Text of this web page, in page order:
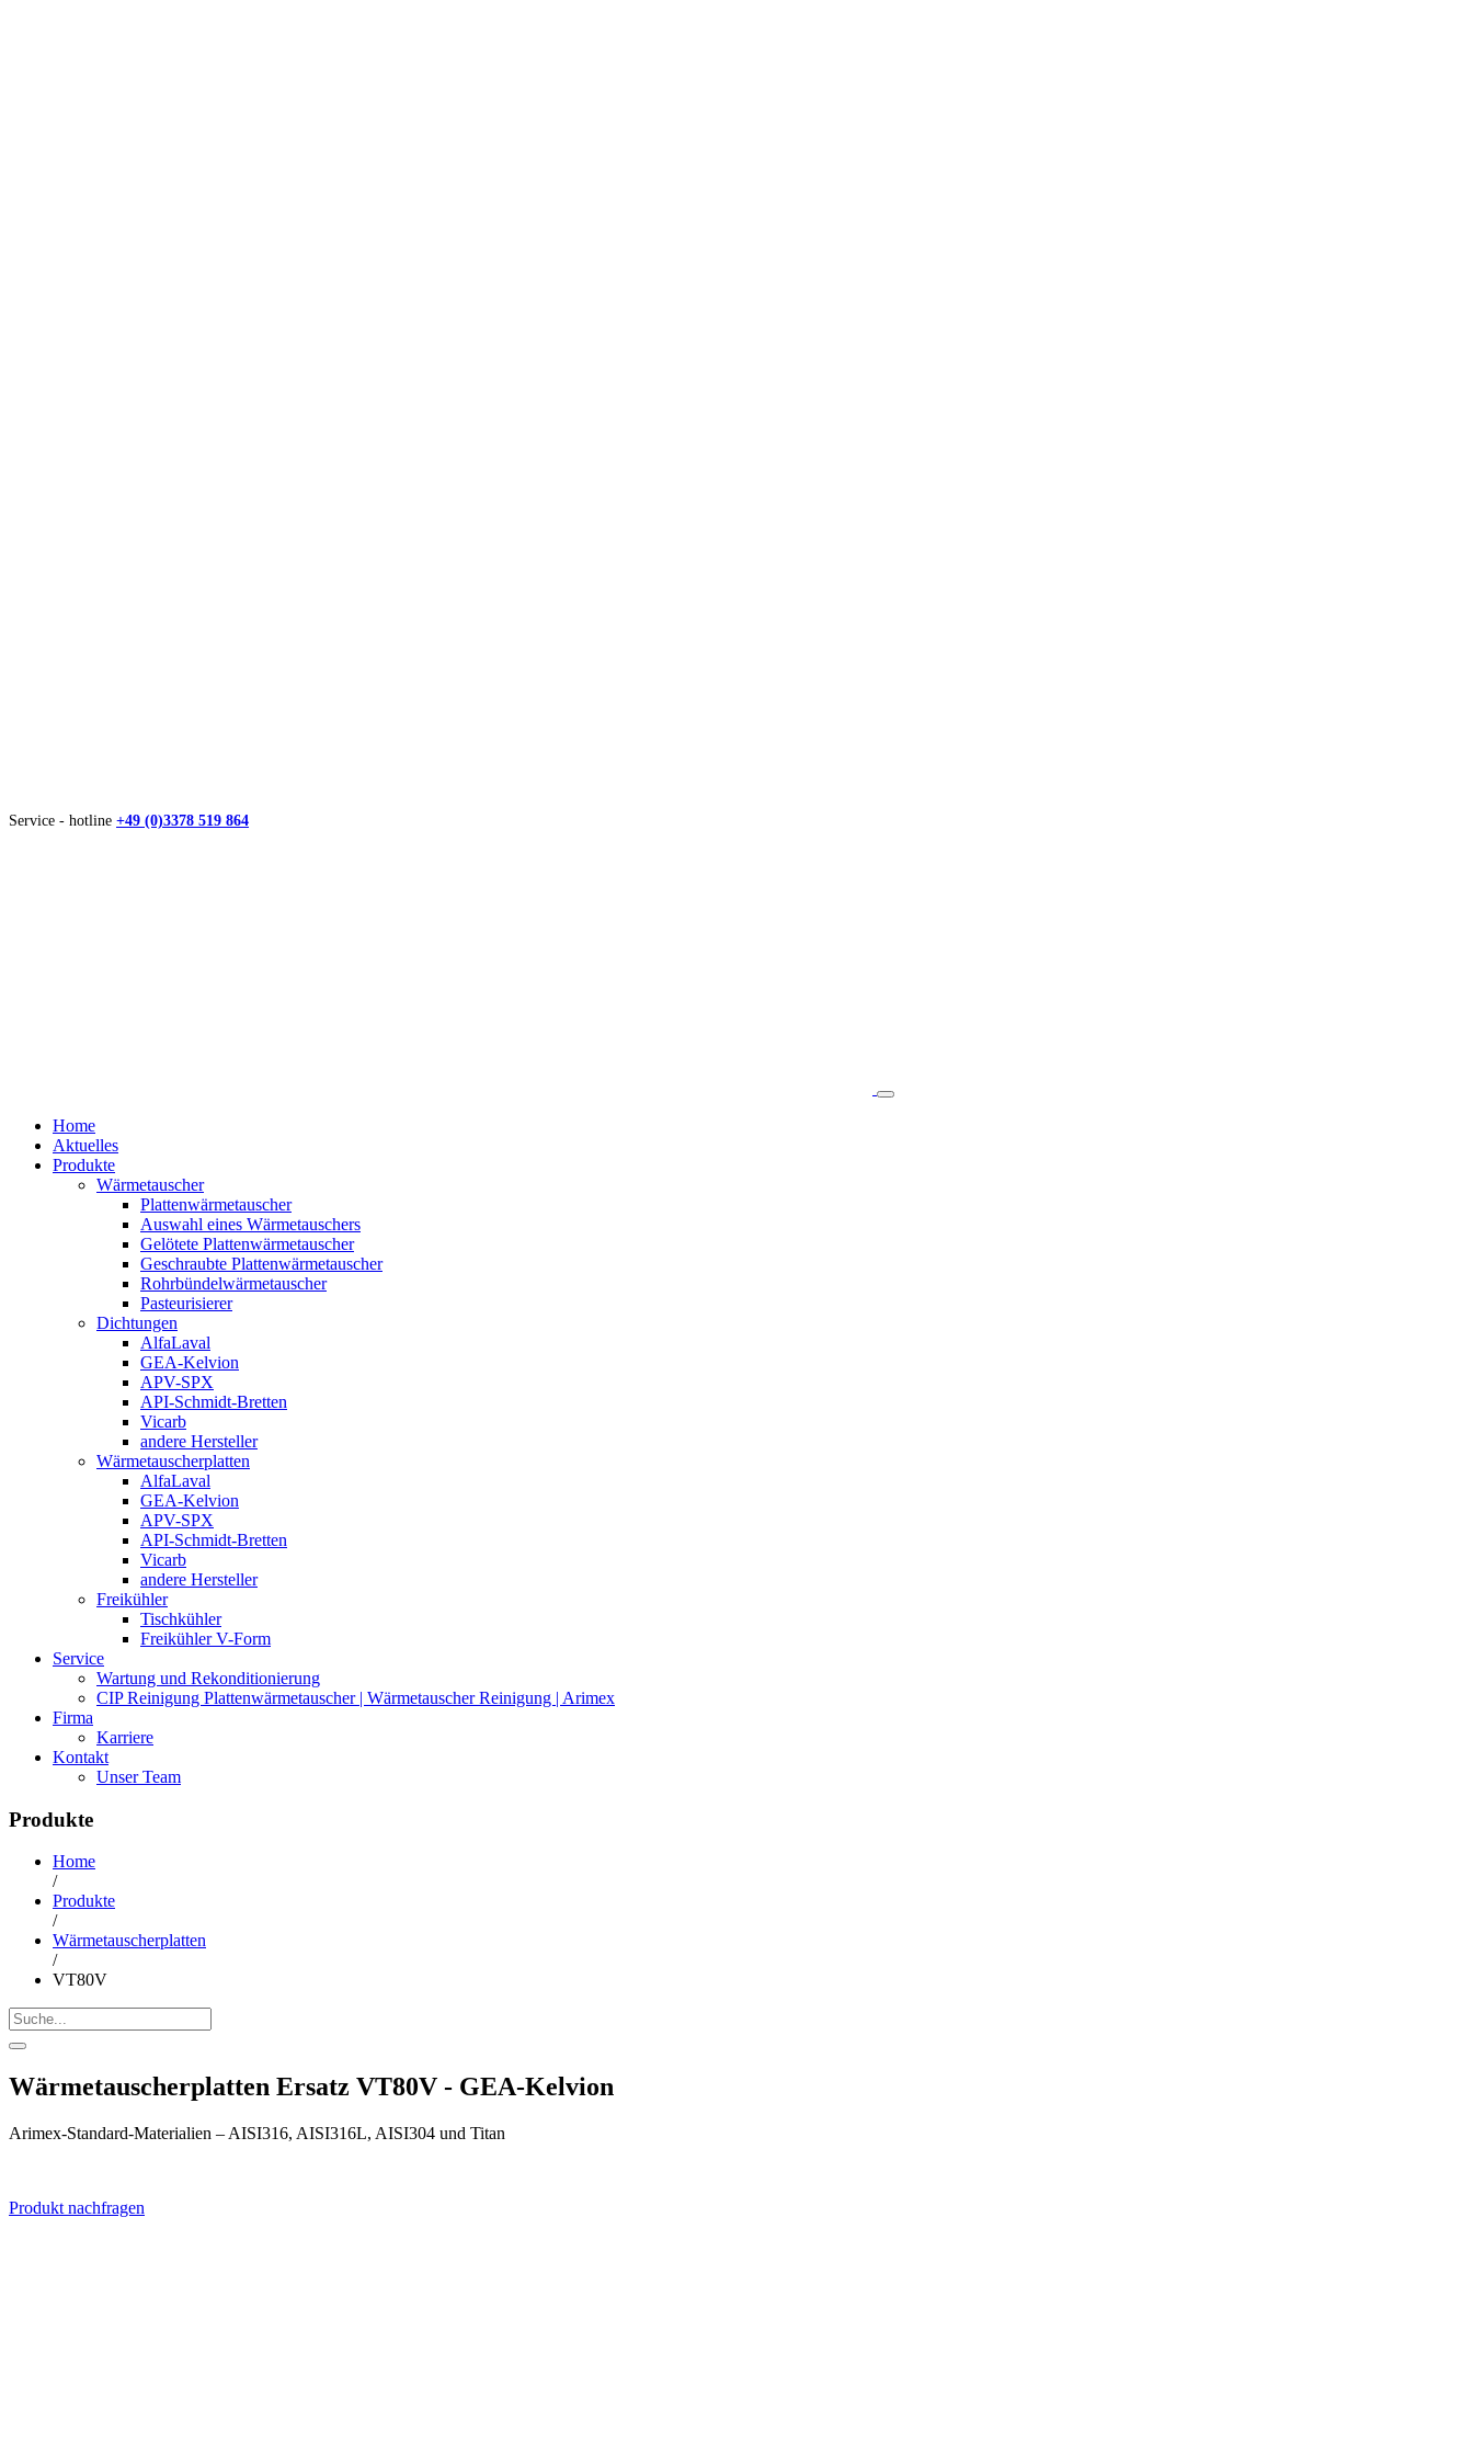
Service - hotline +49 (0)3378 519 864
Home
Aktuelles
Produkte
Wärmetauscher
Plattenwärmetauscher
Auswahl eines Wärmetauschers
Gelötete Plattenwärmetauscher
Geschraubte Plattenwärmetauscher
Rohrbündelwärmetauscher
Pasteurisierer
Dichtungen
AlfaLaval
GEA-Kelvion
APV-SPX
API-Schmidt-Bretten
Vicarb
andere Hersteller
Wärmetauscherplatten
AlfaLaval
GEA-Kelvion
APV-SPX
API-Schmidt-Bretten
Vicarb
andere Hersteller
Freikühler
Tischkühler
Freikühler V-Form
Service
Wartung und Rekonditionierung
CIP Reinigung Plattenwärmetauscher | Wärmetauscher Reinigung | Arimex
Firma
Karriere
Kontakt
Unser Team
Produkte
Home
/
Produkte
/
Wärmetauscherplatten
/
VT80V
Wärmetauscherplatten Ersatz VT80V - GEA-Kelvion
Arimex-Standard-Materialien – AISI316, AISI316L, AISI304 und Titan
Produkt nachfragen